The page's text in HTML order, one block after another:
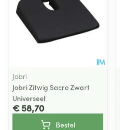
Jobri
Jobri Zitwig Sacro Zwart
Universeel
€ 58,70
Bestel